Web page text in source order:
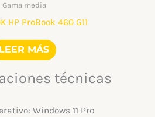
Gama media
HP ProBook 460 G11
LEER MÁS
técnicas
Windows 11 Pro